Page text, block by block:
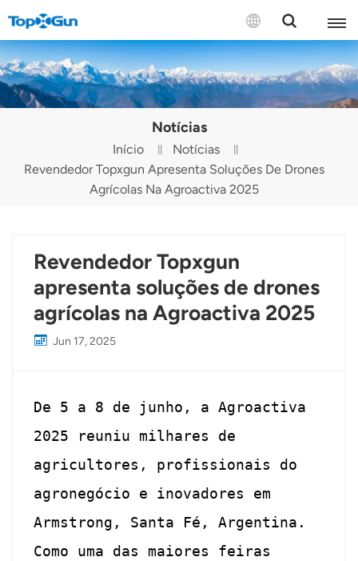
CONTATE-NOS
English
Español
Русский
Tiếng Việt
Notícias
Início
Notícias
Revendedor Topxgun Apresenta Soluções De Drones
Agrícolas Na Agroactiva 2025
Revendedor Topxgun
apresenta soluções de drones
agrícolas na Agroactiva 2025
Jun 17, 2025
De 5 a 8 de junho, a Agroactiva
2025 reuniu milhares de
agricultores, profissionais do
agronegócio e inovadores em
Armstrong, Santa Fé, Argentina.
Como uma das maiores feiras